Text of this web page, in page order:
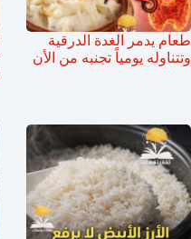
طعام يدمر الغدة الدرقية
وتتناوله يومياً تجنبه من الأن